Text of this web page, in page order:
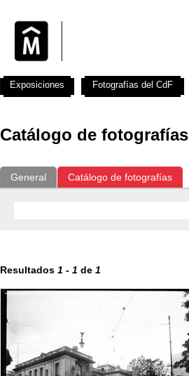
Catálogo de fotografías
General Catálogo de fotografías
Resultados 1 - 1 de 1
Exposiciones Fotografías del CdF